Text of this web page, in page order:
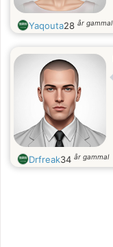
Yaqouta28 år gammal
Drfreak34 år gammal